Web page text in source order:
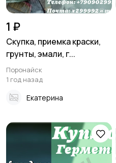
1 ₽
Скупка, приемка краски,
грунты, эмали, г...
Поронайск
1 год назад
Екатерина